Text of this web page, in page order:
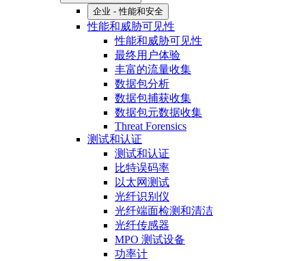
企业 - 性能和安全
性能和威胁可见性
性能和威胁可见性
最终用户体验
丰富的流量收集
数据包分析
数据包捕获收集
数据包元数据收集
Threat Forensics
测试和认证
测试和认证
比特误码率
以太网测试
光纤识别仪
光纤端面检测和清洁
光纤传感器
MPO 测试设备
功率计